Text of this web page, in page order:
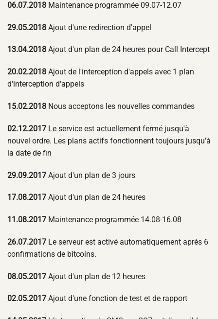
06.07.2018 Maintenance programmée 09.07-12.07
29.05.2018 Ajout d'une redirection d'appel
13.04.2018 Ajout d'un plan de 24 heures pour Call Intercept
20.02.2018 Ajout de l'interception d'appels avec 1 plan
d'interception d'appels
15.02.2018 Nous acceptons les nouvelles commandes
02.12.2017 Le service est actuellement fermé jusqu'à
nouvel ordre. Les plans actifs fonctionnent toujours jusqu'à
la date de fin
29.09.2017 Ajout d'un plan de 3 jours
17.08.2017 Ajout d'un plan de 24 heures
11.08.2017 Maintenance programmée 14.08-16.08
26.07.2017 Le serveur est activé automatiquement après 6
confirmations de bitcoins.
08.05.2017 Ajout d'un plan de 12 heures
02.05.2017 Ajout d'une fonction de test et de rapport